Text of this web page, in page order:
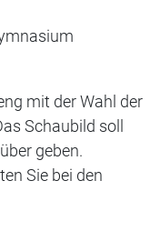
mit der Wahl der
Schaubild soll
geben.
Sie bei den